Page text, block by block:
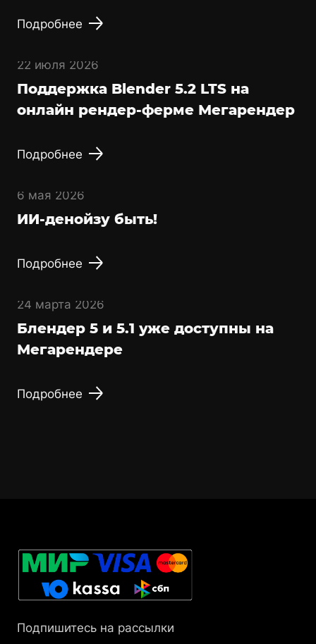
Подробнее
22 июля 2026
Поддержка Blender 5.2 LTS на
онлайн рендер-ферме Мегарендер
Подробнее
6 мая 2026
ИИ-денойзу быть!
Подробнее
24 марта 2026
Блендер 5 и 5.1 уже доступны на
Мегарендере
Подробнее
Подпишитесь на рассылки